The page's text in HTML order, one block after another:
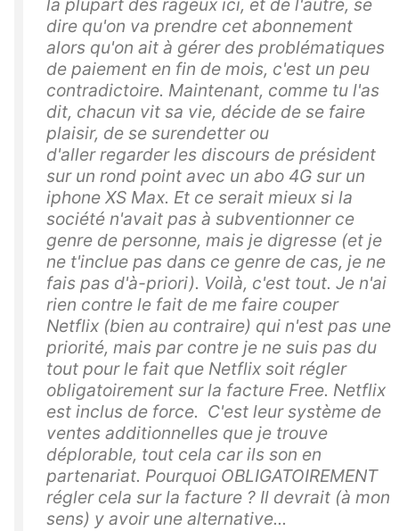
la plupart des rageux ici, et de l'autre, se
dire qu'on va prendre cet abonnement
alors qu'on ait à gérer des problématiques
de paiement en fin de mois, c'est un peu
contradictoire. Maintenant, comme tu l'as
dit, chacun vit sa vie, décide de se faire
plaisir, de se surendetter ou
d'aller regarder les discours de président
sur un rond point avec un abo 4G sur un
iphone XS Max. Et ce serait mieux si la
société n'avait pas à subventionner ce
genre de personne, mais je digresse (et je
ne t'inclue pas dans ce genre de cas, je ne
fais pas d'à-priori). Voilà, c'est tout. Je n'ai
rien contre le fait de me faire couper
Netflix (bien au contraire) qui n'est pas une
priorité, mais par contre je ne suis pas du
tout pour le fait que Netflix soit régler
obligatoirement sur la facture Free. Netflix
est inclus de force. C'est leur système de
ventes additionnelles que je trouve
déplorable, tout cela car ils son en
partenariat. Pourquoi OBLIGATOIREMENT
régler cela sur la facture ? Il devrait (à mon
sens) y avoir une alternative...